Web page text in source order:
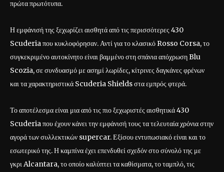
πρώτα πρωτότυπα.
Η εμφάνισή της ξεχωρίζει αισθητά από τις περισσότερες 430
Scuderia που κυκλοφόρησαν. Αντί για το κλασικό Rosso Corsa, το
συγκεκριμένο αυτοκίνητο είναι βαμμένο στη σπάνια απόχρωση Blu
Scozia, σε συνδυασμό με ασημί λωρίδες, κίτρινες δαγκάνες φρένων
και τα χαρακτηριστικά Scuderia Shields στα εμπρός φτερά.
Το αποτέλεσμα είναι μια από τις πιο ξεχωριστές αισθητικά 430
Scuderia που έχουν κάνει την εμφάνισή τους τα τελευταία χρόνια στην
αγορά των συλλεκτικών supercar. Εξίσου εντυπωσιακό είναι και το
εσωτερικό της. Η καμπίνα έχει επενδυθεί σχεδόν στο σύνολό της με
γκρι Alcantara, το οποίο καλύπτει τα καθίσματα, το ταμπλό, τις